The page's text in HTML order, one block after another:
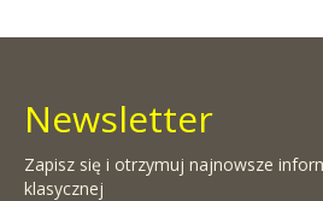
Newsletter
Zapisz się i otrzymuj najnowsze
klasycznej